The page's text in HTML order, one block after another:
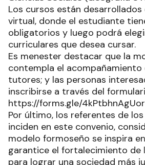
Los cursos están desarrollados
virtual, donde el estudiante
obligatorios y luego podrá
curriculares que desea cursar.
Es menester destacar que la
contempla el
tutores; y las personas
inscribirse a través del
https://forms.gle/
Por último, los referentes de
inciden en este convenio,
modelo formoseño se inspira
garantice el fortalecimiento de
para lograr una sociedad más